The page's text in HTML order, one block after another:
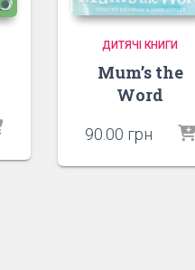
ДИТЯЧІ КНИГИ
Mum’s the
Word
90.00 грн